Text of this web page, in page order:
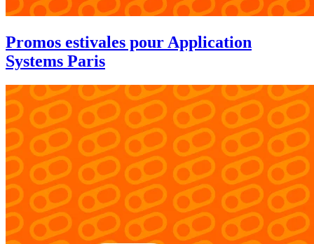
Promos estivales pour Application
Systems Paris